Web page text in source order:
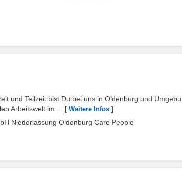
und Teilzeit bist Du bei uns in Oldenburg und
Arbeitswelt im ...
[ Weitere Infos ]
Niederlassung Oldenburg Care People